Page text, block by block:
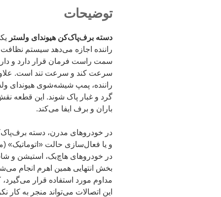
توضیحات
دسته برف‌پاک‌کن هیوندای ولستر
راننده اجازه می‌دهد سیستم
سرعت کند و سرعت تند است.
راننده، پمپ شیشه‌شوی هیوندای
گرد و غبار پاک شوند. این قطعه
باران و برف ایفا می‌کند.
در خودروهای مدرن، دسته
و یا فعال‌سازی حالت «اتوماتیک»
در خودروهای هاچ‌بک، استیشن و
بخش انتهایی همین اهرم انجام
مداوم مورد استفاده قرار
این اتصالات می‌تواند منجر به